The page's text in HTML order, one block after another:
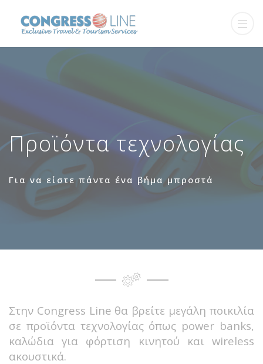
Προϊόντα τεχνολογίας
Για να είστε πάντα ένα βήμα μπροστά
Στην Congress Line θα βρείτε μεγάλη ποικιλία
σε προϊόντα τεχνολογίας όπως power banks,
καλώδια για φόρτιση κινητού και wireless
ακουστικά.